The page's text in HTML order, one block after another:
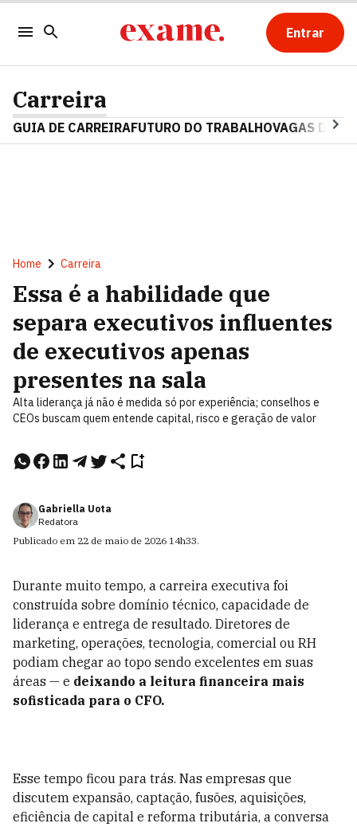
Entrar
Carreira
GUIA DE CARREIRAFUTURO DO TRABALHOVAGAS DE
Home Carreira
Essa é a habilidade que
separa executivos influentes
de executivos apenas
presentes na sala
Alta liderança já não é medida só por experiência; conselhos e
CEOs buscam quem entende capital, risco e geração de valor
Gabriella Uota
Redatora
Publicado em 22 de maio de 2026 14h33.
Durante muito tempo, a carreira executiva foi
construída sobre domínio técnico, capacidade de
liderança e entrega de resultado. Diretores de
marketing, operações, tecnologia, comercial ou RH
podiam chegar ao topo sendo excelentes em suas
áreas — e deixando a leitura financeira mais
sofisticada para o CFO.
Esse tempo ficou para trás. Nas empresas que
discutem expansão, captação, fusões, aquisições,
eficiência de capital e reforma tributária, a conversa